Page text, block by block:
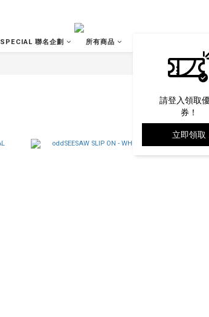
請登入領取
券！
立即領取
SPECIAL 聯名企劃 所有商品